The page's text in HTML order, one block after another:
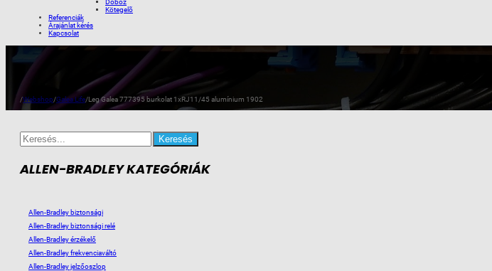
Doboz
Kötegelõ
Referenciák
Árajánlat kérés
Kapcsolat
/Webshop/Galea Life/Leg Galea 777395 burkolat 1xRJ11/45 alumínium 1902
Search
for:
ALLEN-BRADLEY KATEGÓRIÁK
Allen-Bradley biztonsági
Allen-Bradley biztonsági relé
Allen-Bradley érzékelő
Allen-Bradley frekvenciaváltó
Allen-Bradley jelzőoszlop